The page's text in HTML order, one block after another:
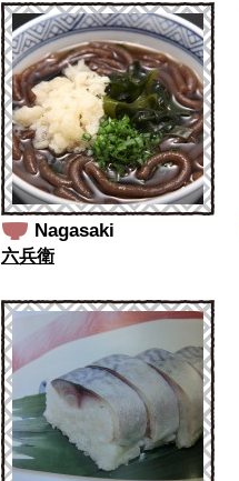
Nagasaki
六兵衛